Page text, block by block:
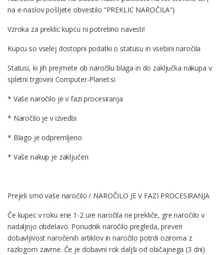
na e-naslov pošljete obvestilo “PREKLIC NAROČILA”)
Vzroka za preklic kupcu ni potrebno navesti!
Kupcu so vselej dostopni podatki o statusu in vsebini naročila
Statusi, ki jih prejmete ob naročilu blaga in do zaključka nakupa v
spletni trgovini Computer-Planet.si
* Vaše naročilo je v fazi procesiranja
* Naročilo je v izvedbi
* Blago je odpremljeno
* Vaše nakup je zaključen
Prejeli smo vaše naročilo / NAROČILO JE V FAZI PROCESIRANJA
Če kupec v roku ene 1-2 ure naročila ne prekliče, gre naročilo v
nadaljnjo obdelavo. Ponudnik naročilo pregleda, preveri
dobavljivost naročenih artiklov in naročilo potrdi oziroma z
razlogom zavrne. Če je dobavni rok daljši od običajnega (3 dni)